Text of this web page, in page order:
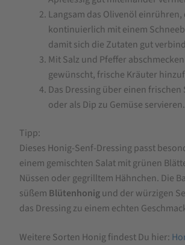
Langsam das Olivenöl einrühren,
kontinuierlich mit einem
damit sich die Zutaten gut
Mit Salz und Pfeffer
gewünscht, frische Kräuter
Das Dressing über einen frischen
oder als Dip zu Gemüse servieren.
Tipp:
Dieses Honig-Senf-Dressing passt
einem gemischten Salat mit grünen
Nüssen oder gegrilltem Hähnchen. Die
süßem Blütenhonigund der würzigen
das Dressing zu einem echten
Weitere Sorten Honig findest Du hier: